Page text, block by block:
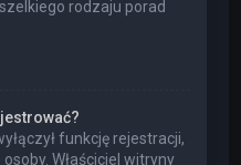
rodzaju porad
funkcję rejestracji,
Właściciel witryny